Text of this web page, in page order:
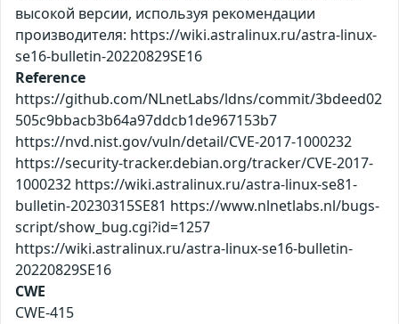
высокой версии, используя рекомендации
производителя: https://wiki.astralinux.ru/astra-linux-
se16-bulletin-20220829SE16
Reference
https://github.com/NLnetLabs/ldns/commit/3bdeed02
505c9bbacb3b64a97ddcb1de967153b7
https://nvd.nist.gov/vuln/detail/CVE-2017-1000232
https://security-tracker.debian.org/tracker/CVE-2017-
1000232 https://wiki.astralinux.ru/astra-linux-se81-
bulletin-20230315SE81 https://www.nlnetlabs.nl/bugs-
script/show_bug.cgi?id=1257
https://wiki.astralinux.ru/astra-linux-se16-bulletin-
20220829SE16
CWE
CWE-415